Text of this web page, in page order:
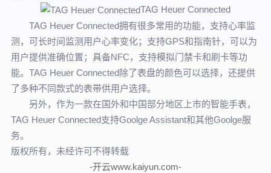
TAG Heuer Connected
TAG Heuer Connected拥有很多常用的功能，支持心率监
测，可长时间监测用户心率变化；支持GPS和指南针，可以为
用户提供准确位置；具备NFC，支持模拟门禁卡和刷卡等功
能。TAG Heuer Connected除了表盘的颜色可以选择，还提供
了多种不同款式的表带供用户选择。
另外，作为一款在国外和中国部分地区上市的智能手表，
TAG Heuer Connected支持Goolge Assistant和其他Goolge服
务。
版权所有，未经许可不得转载
-开云www.kaiyun.com-